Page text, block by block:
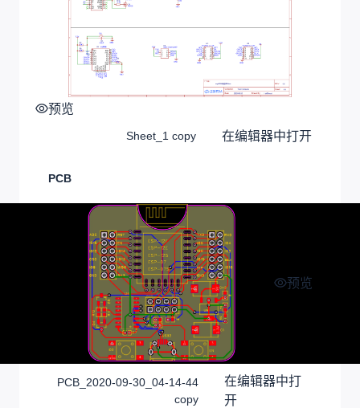
预览
Sheet_1 copy 在编辑器中打开
PCB
预览
PCB_2020-09-30_04-14-44
copy
在编辑器中打
开